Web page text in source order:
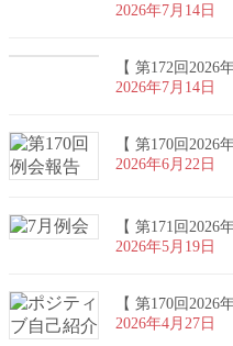
2026年7月14日
【 第172回2026
2026年7月14日
【 第170回2026
2026年6月22日
【 第171回2026
2026年5月19日
【 第170回2026
2026年4月27日